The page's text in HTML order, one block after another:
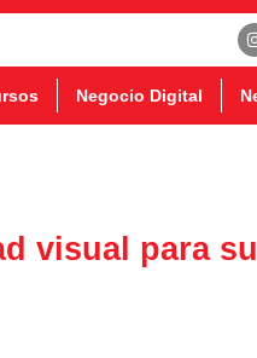
Negocio Digital
visual para su